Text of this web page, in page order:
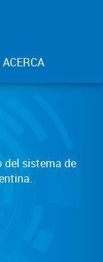
ACERCA
del sistema de